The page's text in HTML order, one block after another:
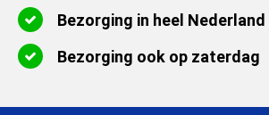
Bezorging in heel Nederland
Bezorging ook op zaterdag